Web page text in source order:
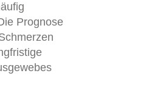
Prognose